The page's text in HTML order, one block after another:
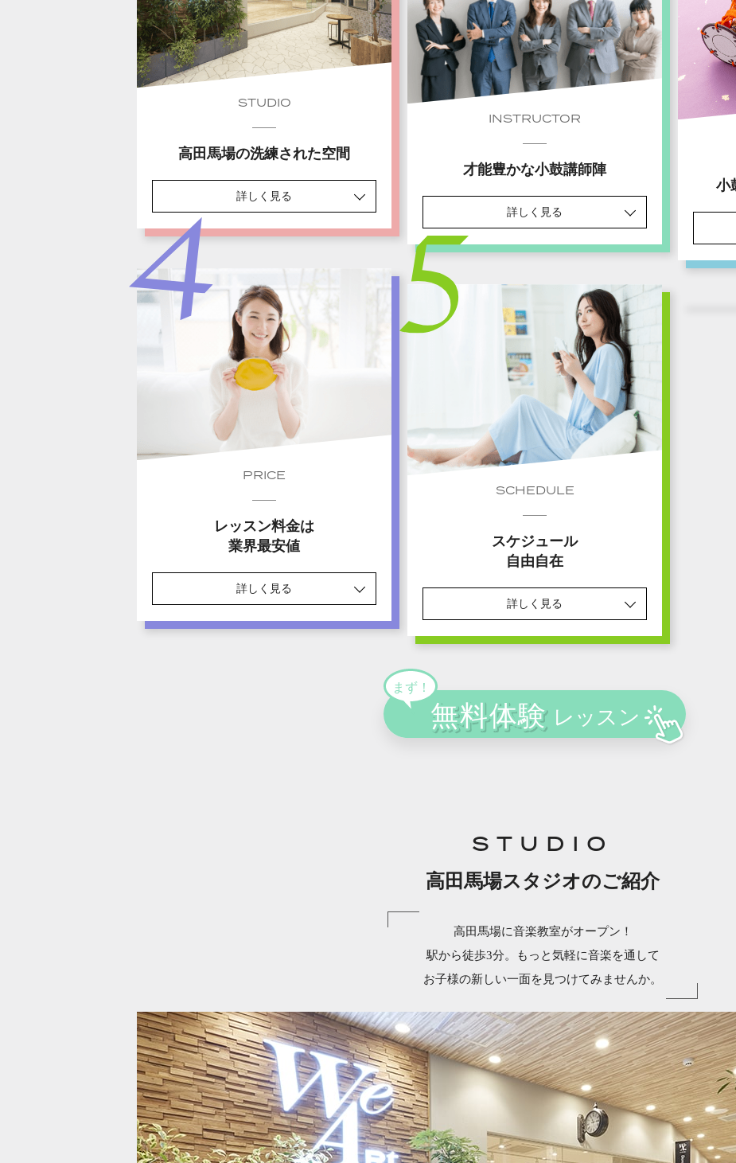
STUDIO
高田馬場の洗練された空間
詳しく見る
INSTRUCTOR
才能豊かな小鼓講師陣
詳しく見る
小
PRICE
レッスン料金は
業界最安値
詳しく見る
SCHEDULE
スケジュール
自由自在
詳しく見る
STUDIO
高田馬場スタジオのご紹介
高田馬場に音楽教室がオープン！
駅から徒歩3分。もっと気軽に音楽を通して
お子様の新しい一面を見つけてみませんか。